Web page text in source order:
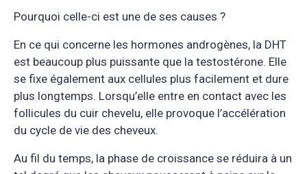
Pourquoi celle-ci est une de ses causes ?
En ce qui concerne les hormones androgènes, la DHT
est beaucoup plus puissante que la testostérone. Elle
se fixe également aux cellules plus facilement et dure
plus longtemps. Lorsqu’elle entre en contact avec les
follicules du cuir chevelu, elle provoque l’accélération
du cycle de vie des cheveux.
Au fil du temps, la phase de croissance se réduira à un